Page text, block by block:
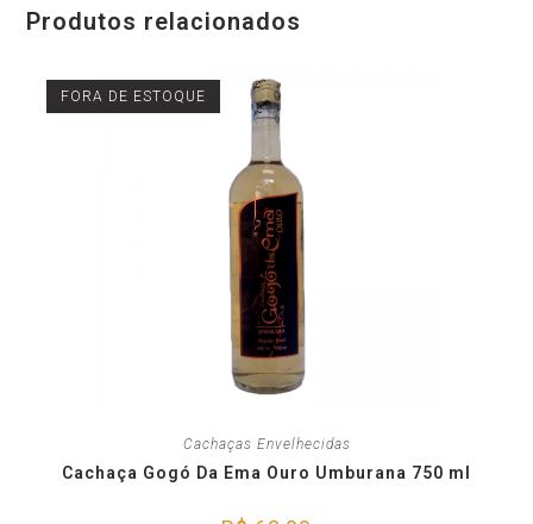
Produtos relacionados
FORA DE ESTOQUE
Cachaças Envelhecidas
Cachaça Gogó Da Ema Ouro Umburana 750 ml